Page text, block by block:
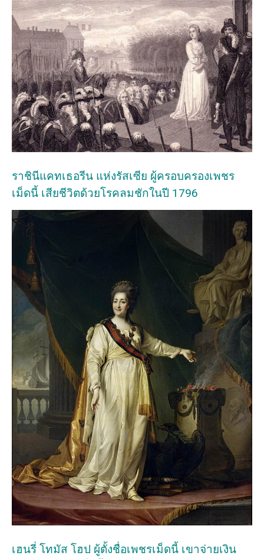
ราชินีแคทเธอรีน แห่งรัสเซีย ผู้ครอบครองเพชร
เม็ดนี้ เสียชีวิตด้วยโรคลมชักในปี 1796
เฮนรี่ โทมัส โฮป ผู้ตั้งชื่อเพชรเม็ดนี้ เขาจ่ายเงิน